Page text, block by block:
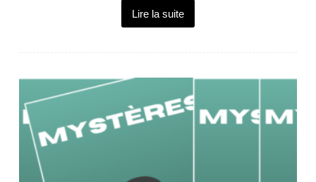
Lire la suite
Pourquoi
aucun
ne
déjà
l’Espace
?